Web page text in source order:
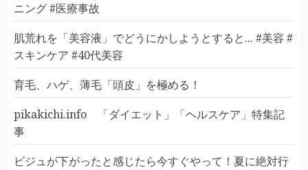
ニング #医療事故
肌荒れを「美容液」でどうにかしようとすると... #美容 #
スキンケア #40代美容
育毛、ハゲ、薄毛「頭皮」を極める！
pikakichi.info 「ダイエット」「ヘルスケア」特集記
事
ビジュが下がったと感じたら今すぐやって！夏に絶対行